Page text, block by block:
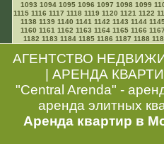
1093 1094 1095 1096 1097 1098 1099
1115 1116 1117 1118 1119 1120 1121 1122
1138 1139 1140 1141 1142 1143 1144
1160 1161 1162 1163 1164 1165 1166
1182 1183 1184 1185 1186 1187 1188
АГЕНТСТВО
|АРЕНДА
"Central Arenda" -
аренда элитных
Аренда квартир в